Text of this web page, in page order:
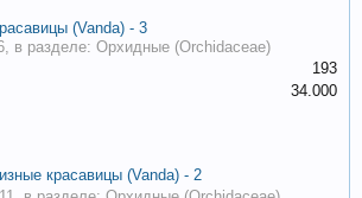
(Vanda) - 3
, в разделе: Орхидные (Orchidaceae)
193
34.000
красавицы (Vanda) - 2